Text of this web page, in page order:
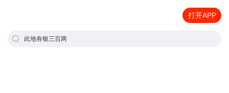
打开APP
此地有银三百两